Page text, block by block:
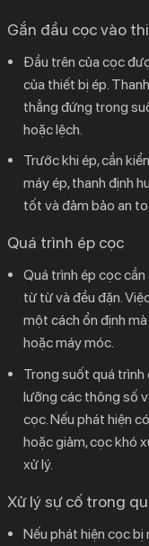
Gắn đầu cọc vào
Đầu trên của cọc
của thiết bị ép.
thẳng đứng trong
hoặc lệch.
Trước khi ép, cần
máy ép, thanh định
tốt và đảm bảo an
Quá trình ép cọc
Quá trình ép cọc
từ từ và đều đặn.
một cách ổn định
hoặc máy móc.
Trong suốt quá trình
lưỡng các thông số
cọc. Nếu phát hiện
hoặc giảm, cọc khó
xử lý.
Xử lý sự cố trong
Nếu phát hiện cọc